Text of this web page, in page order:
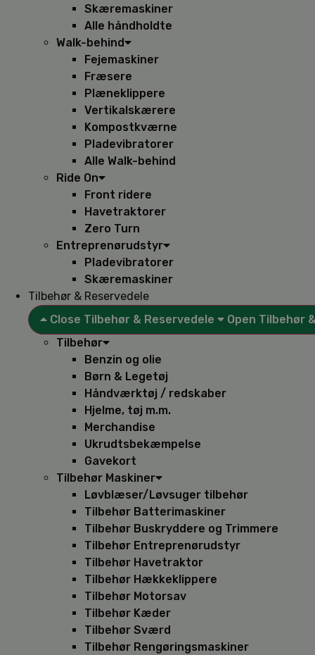
Skæremaskiner
Alle håndholdte
Walk-behind
Fejemaskiner
Fræsere
Plæneklippere
Vertikalskærere
Kompostkværne
Pladevibratorer
Alle Walk-behind
Ride On
Front ridere
Havetraktorer
Zero Turn
Entreprenørudstyr
Pladevibratorer
Skæremaskiner
Tilbehør & Reservedele
Close Tilbehør & Reservedele
Open Tilbehør
Tilbehør
Benzin og olie
Børn & Legetøj
Håndværktøj / redskaber
Hjelme, tøj m.m.
Merchandise
Ukrudtsbekæmpelse
Gavekort
Tilbehør Maskiner
Løvblæser/Løvsuger tilbehør
Tilbehør Batterimaskiner
Tilbehør Buskryddere og Trimmere
Tilbehør Entreprenørudstyr
Tilbehør Havetraktor
Tilbehør Hækkeklippere
Tilbehør Motorsav
Tilbehør Kæder
Tilbehør Sværd
Tilbehør Rengøringsmaskiner